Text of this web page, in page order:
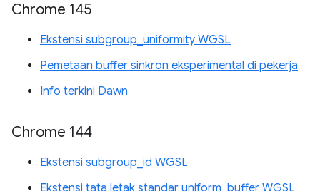
Chrome 145
Ekstensi subgroup_uniformity WGSL
Pemetaan buffer sinkron eksperimental di pekerja
Info terkini Dawn
Chrome 144
Ekstensi subgroup_id WGSL
Ekstensi tata letak standar uniform_buffer WGSL